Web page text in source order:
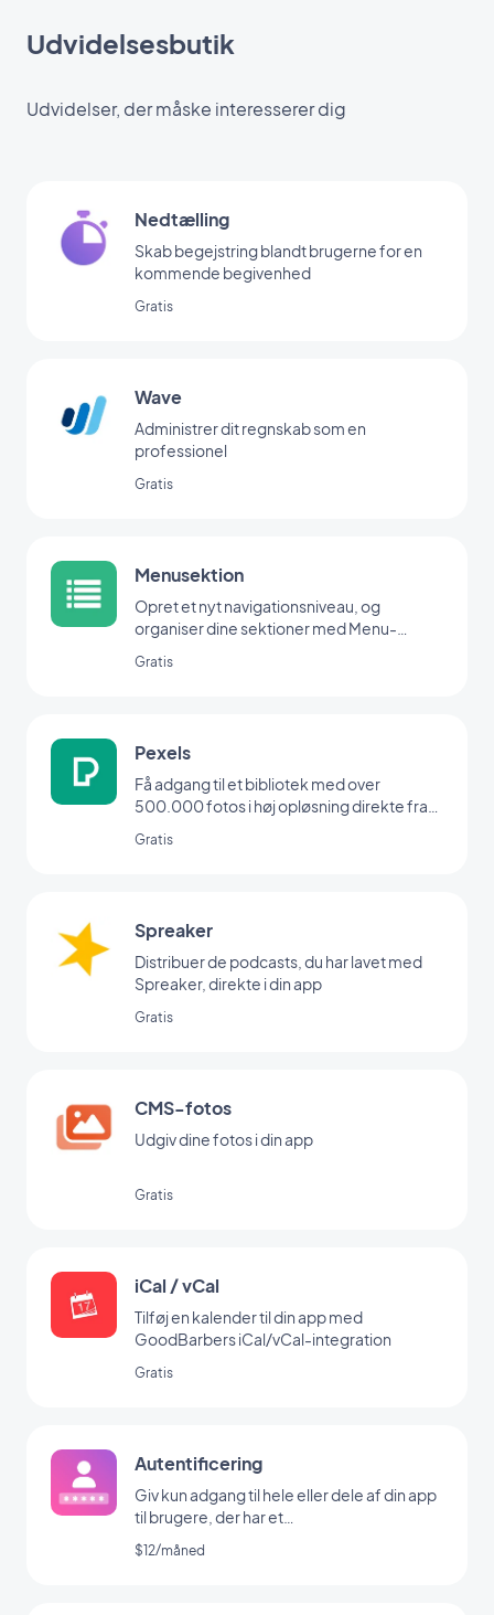
Udvidelsesbutik
Udvidelser, der måske interesserer dig
Nedtælling
Skab begejstring blandt brugerne for en
kommende begivenhed
Gratis
Wave
Administrer dit regnskab som en
professionel
Gratis
Menusektion
Opret et nyt navigationsniveau, og
organiser dine sektioner med Menu-
Gratis
Pexels
Få adgang til et bibliotek med over
500.000 fotos i høj opløsning direkte fra
Gratis
Spreaker
Distribuer de podcasts, du har lavet med
Spreaker, direkte i din app
Gratis
CMS-fotos
Udgiv dine fotos i din app
Gratis
iCal / vCal
Tilføj en kalender til din app med
GoodBarbers iCal/vCal-integration
Gratis
Autentificering
Giv kun adgang til hele eller dele af din app
til brugere, der har et
brugernavn/password
$12/måned